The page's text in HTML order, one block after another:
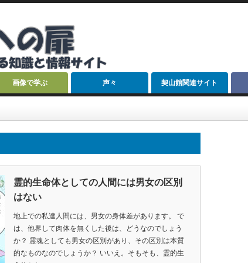
画像で学ぶ 声々 契山館関連サイト
霊的生命体としての人間には男女の区別
はない
地上での私達人間には、男女の身体差があります。 で
は、他界して肉体を無くした後は、どうなのでしょう
か？ 霊魂としても男女の区別があり、その区別は本質
的なものなのでしょうか？ いいえ。そもそも、霊的生